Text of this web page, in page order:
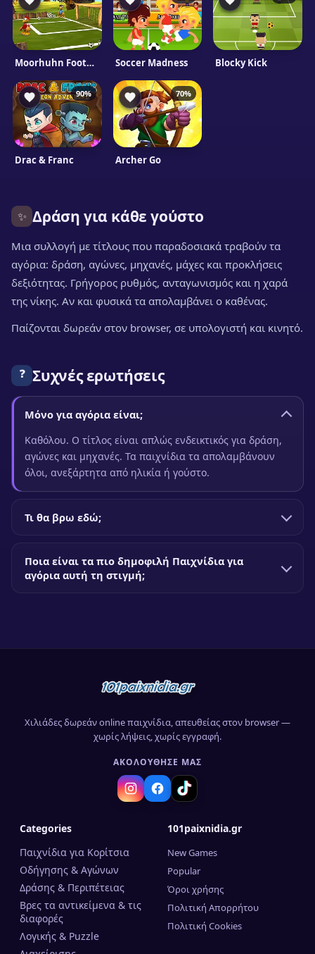
Moorhuhn Football Soccer Madness Blocky Kick
90%
Drac & Franc
70%
Archer Go
✨ Δράση για κάθε γούστο
Μια συλλογή με τίτλους που παραδοσιακά τραβούν τα
αγόρια: δράση, αγώνες, μηχανές, μάχες και προκλήσεις
δεξιότητας. Γρήγορος ρυθμός, ανταγωνισμός και η χαρά
της νίκης. Αν και φυσικά τα απολαμβάνει ο καθένας.
Παίζονται δωρεάν στον browser, σε υπολογιστή και κινητό.
❓ Συχνές ερωτήσεις
Μόνο για αγόρια είναι;
Καθόλου. Ο τίτλος είναι απλώς ενδεικτικός για δράση,
αγώνες και μηχανές. Τα παιχνίδια τα απολαμβάνουν
όλοι, ανεξάρτητα από ηλικία ή γούστο.
Τι θα βρω εδώ;
Ποια είναι τα πιο δημοφιλή Παιχνίδια για
αγόρια αυτή τη στιγμή;
Χιλιάδες δωρεάν online παιχνίδια, απευθείας στον browser —
χωρίς λήψεις, χωρίς εγγραφή.
ΑΚΟΛΟΎΘΗΣΈ ΜΑΣ
Categories
Παιχνίδια για Κορίτσια
Οδήγησης & Αγώνων
Δράσης & Περιπέτειας
Βρες τα αντικείμενα & τις
διαφορές
Λογικής & Puzzle
101paixnidia.gr
New Games
Popular
Όροι χρήσης
Πολιτική Απορρήτου
Πολιτική Cookies